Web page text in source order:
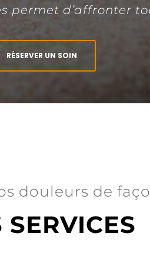
permet d’affronter
RÉSERVER UN SOIN
douleurs de
SERVICES